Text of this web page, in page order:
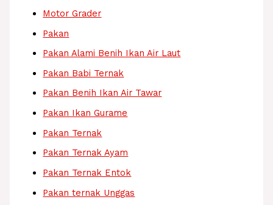
Motor Grader
Pakan
Pakan Alami Benih Ikan Air Laut
Pakan Babi Ternak
Pakan Benih Ikan Air Tawar
Pakan Ikan Gurame
Pakan Ternak
Pakan Ternak Ayam
Pakan Ternak Entok
Pakan ternak Unggas